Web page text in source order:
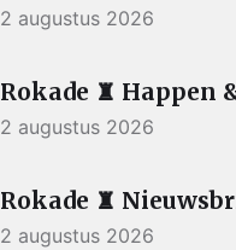
2 augustus 2026
Rokade ♜ Happen
2 augustus 2026
Rokade ♜
2 augustus 2026